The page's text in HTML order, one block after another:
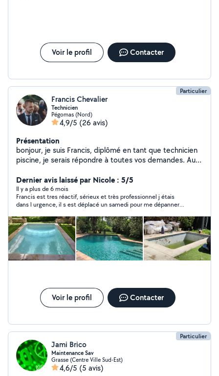
Voir le profil Contacter
Particulier
Francis Chevalier
Technicien
Pégomas (Nord)
4,9/5 (26 avis)
Présentation
bonjour, je suis Francis, diplômé en tant que technicien
piscine, je serais répondre à toutes vos demandes. Au
Dernier avis laissé par Nicole : 5/5
Il y a plus de 6 mois
Francis est tres réactif, sérieux et très professionnel j étais
dans l urgence, il s est déplacé un samedi pour me dépanner
recommande vivement sans aucune restriction
Voir le profil Contacter
Particulier
Jami Brico
Maintenance Sav
Grasse (Centre Ville Sud-Est)
4,6/5 (5 avis)